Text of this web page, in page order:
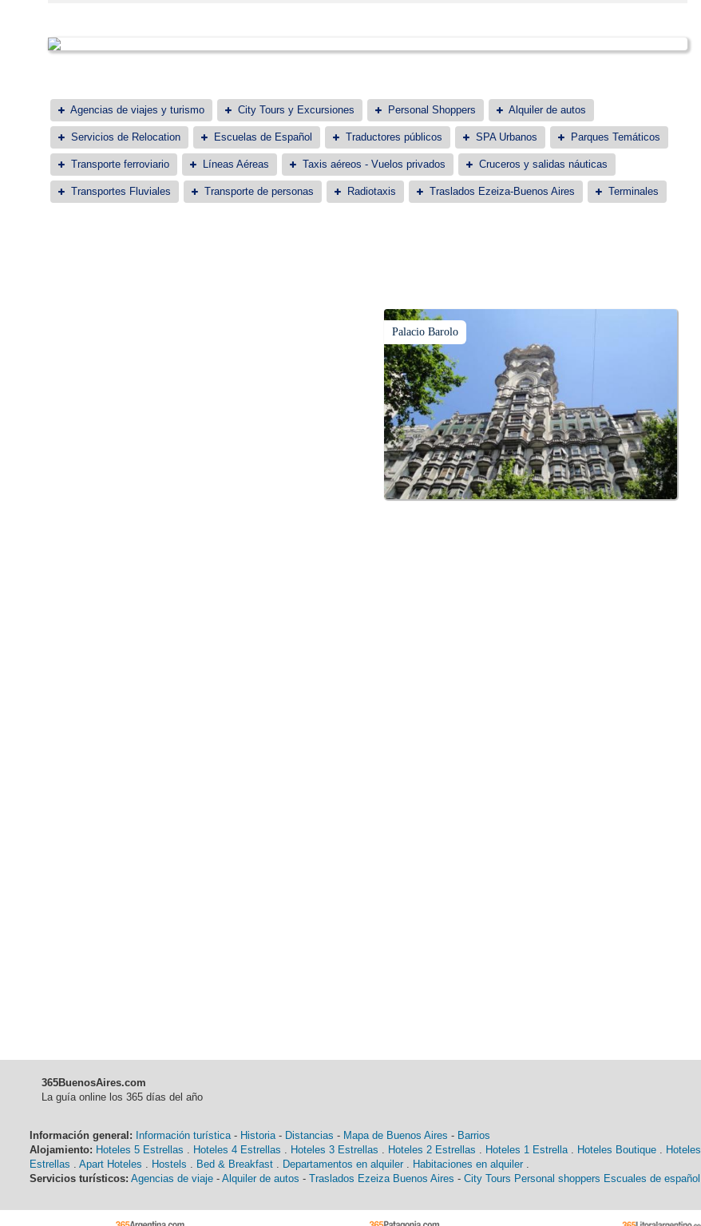
Agencias de viajes y turismo City Tours y Excursiones Personal Shoppers Alquiler de autos
Servicios de Relocation Escuelas de Español Traductores públicos SPA Urbanos Parques Temáticos
Transporte ferroviario Líneas Aéreas Taxis aéreos - Vuelos privados Cruceros y salidas náuticas
Transportes Fluviales Transporte de personas Radiotaxis Traslados Ezeiza-Buenos Aires Terminales
Palacio Barolo
365BuenosAires.com
La guía online los 365 días del año
Información general: Información turística- Historia- Distancias - Mapa de Buenos Aires - Barrios
Alojamiento: Hoteles 5 Estrellas . Hoteles 4 Estrellas . Hoteles 3 Estrellas . Hoteles 2 Estrellas . Hoteles 1 Estrella. Hoteles Boutique . Hoteles
Estrellas . Apart Hoteles . Hostels . Bed & Breakfast . Departamentos en alquiler . Habitaciones en alquiler .
Servicios turísticos: Agencias de viaje - Alquiler de autos - Traslados Ezeiza Buenos Aires - City Tours Personal shoppers Escuales de español